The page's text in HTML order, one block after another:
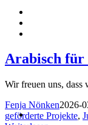
Arabisch
Wir freuen uns,
Fenja Nönken2026-
geförderte Projekte,